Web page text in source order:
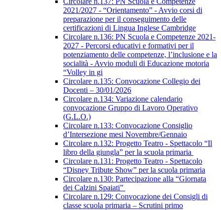
2021/2027 - “Orientamento” - Avvio corsi di
preparazione per il conseguimento delle
certificazioni di Lingua Inglese Cambridge
Circolare n.136: PN Scuola e Competenze 2021-
2027 - Percorsi educativi e formativi per il
potenziamento delle competenze, l’inclusione e la
socialità - Avvio moduli di Educazione motoria
“Volley in gi
Circolare n.135: Convocazione Collegio dei
Docenti – 30/01/2026
Circolare n.134: Variazione calendario
convocazione Gruppo di Lavoro Operativo
(G.L.O.)
Circolare n.133: Convocazione Consiglio
d’Intersezione mesi Novembre/Gennaio
Circolare n.132: Progetto Teatro - Spettacolo “Il
libro della giungla” per la scuola primaria
Circolare n.131: Progetto Teatro - Spettacolo
“Disney Tribute Show” per la scuola primaria
Circolare n.130: Partecipazione alla “Giornata
dei Calzini Spaiati”
Circolare n.129: Convocazione dei Consigli di
classe scuola primaria – Scrutini primo